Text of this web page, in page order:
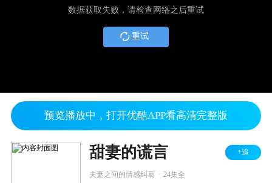
数据获取失败，请检查网络之后重试
重试
预览播放中，打开优酷APP看高清完整版
甜妻的谎言 +追
夫妻之间的情感纠葛 24集全